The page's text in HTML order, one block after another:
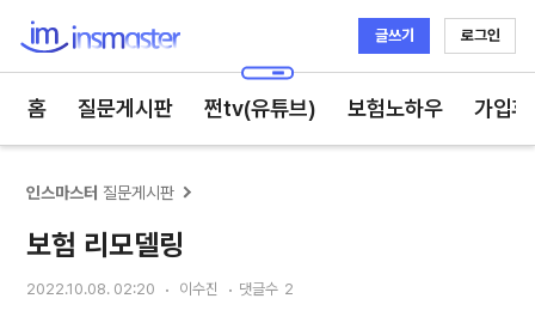
글쓰기 로그인
홈 질문게시판 쩐tv(유튜브) 보험노하우 가입
인스마스터 질문게시판
보험 리모델링
2022.10.08. 02:20 이수진 댓글수 2